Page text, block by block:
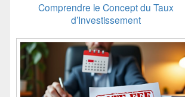
Comprendre le Concept du Taux
d’Investissement